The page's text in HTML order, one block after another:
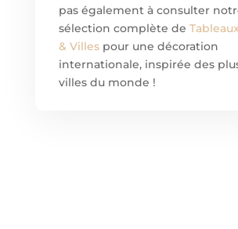
pas également à consulter
sélection complète de
& Villespour une décoration
internationale, inspirée des
villes du monde !